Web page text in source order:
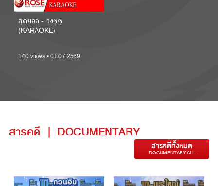
สุดยอด - วงซูซู
(KARAOKE)
140 views • 03.07.2569
สารคดี | DOCUMENTARY
สารคดีทั้งหมด
DOCUMENTARY ALL